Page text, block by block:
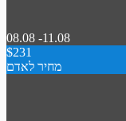
08.08 -11.08
$231
מחיר לאדם